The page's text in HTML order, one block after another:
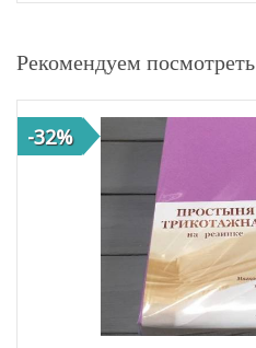
Рекомендуем посмотреть
-32%